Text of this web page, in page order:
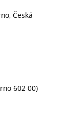
Česká
602 00)